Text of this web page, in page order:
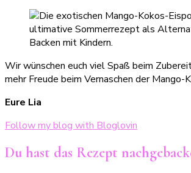
Wir wünschen euch viel Spaß beim
mehr Freude beim Vernaschen der Mango-
Eure Lia
Follow my blog with Bloglovin
Du hast das Rezept